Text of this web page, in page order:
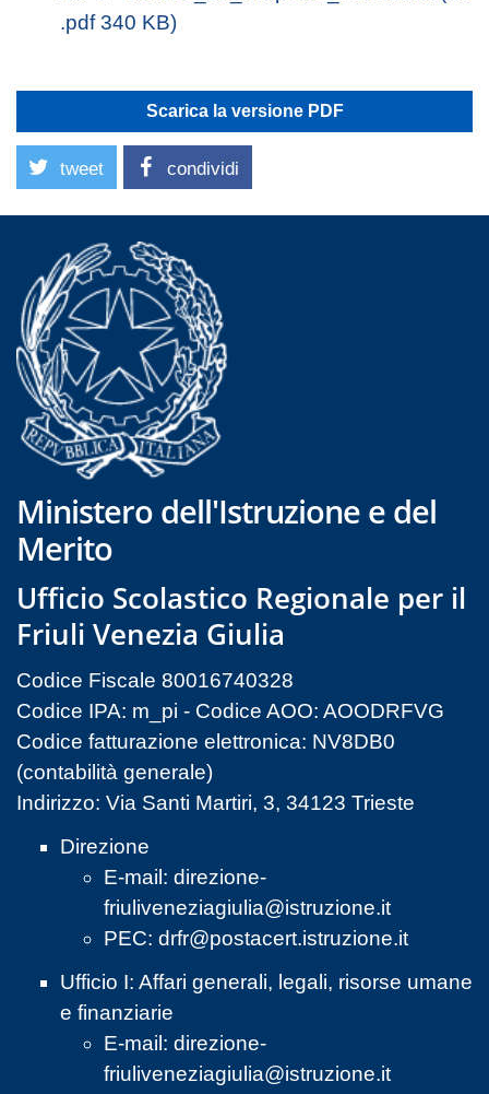
.pdf 340 KB)
Scarica la versione PDF
tweet condividi
Ministero dell'Istruzione e del
Merito
Ufficio Scolastico Regionale per il
Friuli Venezia Giulia
Codice Fiscale 80016740328
Codice IPA: m_pi - Codice AOO: AOODRFVG
Codice fatturazione elettronica: NV8DB0
(contabilità generale)
Indirizzo: Via Santi Martiri, 3, 34123 Trieste
Direzione
E-mail: direzione-
friuliveneziagiulia@istruzione.it
PEC: drfr@postacert.istruzione.it
Ufficio I: Affari generali, legali, risorse umane
e finanziarie
E-mail: direzione-
friuliveneziagiulia@istruzione.it